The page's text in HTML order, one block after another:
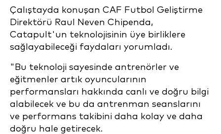
Çalıştayda konuşan CAF Futbol Geliştirme
Direktörü Raul Neven Chipenda,
Catapult'un teknolojisinin üye birliklere
sağlayabileceği faydaları yorumladı.
"Bu teknoloji sayesinde antrenörler ve
eğitmenler artık oyuncularının
performansları hakkında canlı ve doğru bilgi
alabilecek ve bu da antrenman seanslarını
ve performans takibini daha kolay ve daha
doğru hale getirecek.